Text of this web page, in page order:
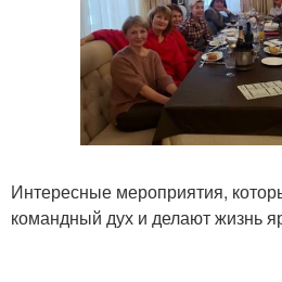
Интересные мероприятия,
командный дух и делают жизнь